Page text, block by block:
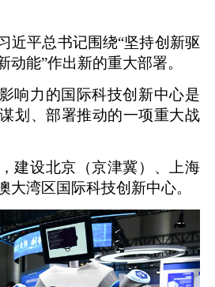
近平总书记围绕“坚持创新驱
动能”作出新的重大部署。
响力的国际科技创新中心是
划、部署推动的一项重大战
建设北京（京津冀）、上海
大湾区国际科技创新中心。